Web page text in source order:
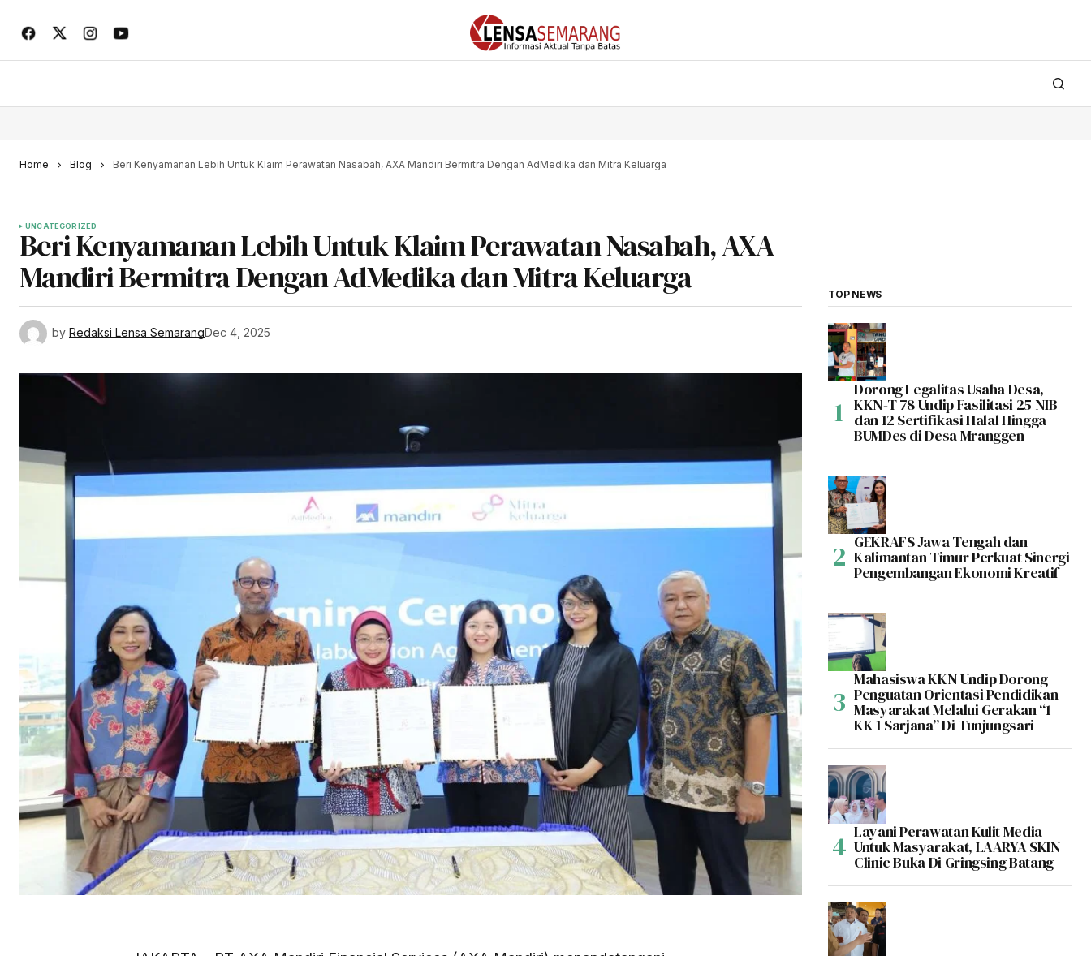
Home Blog Beri Kenyamanan Lebih Untuk Klaim Perawatan Nasabah, AXA Mandiri Bermitra Dengan AdMedika dan Mitra Keluarga
UNCATEGORIZED
Beri Kenyamanan Lebih Untuk Klaim Perawatan Nasabah, AXA
Mandiri Bermitra Dengan AdMedika dan Mitra Keluarga
by Redaksi Lensa SemarangDec 4, 2025
TOP NEWS
Dorong Legalitas Usaha Desa,
KKN-T 78 Undip Fasilitasi 25 NIB
dan 12 Sertifikasi Halal Hingga
BUMDes di Desa Mranggen
GEKRAFS Jawa Tengah dan
Kalimantan Timur Perkuat Sinergi
Pengembangan Ekonomi Kreatif
Mahasiswa KKN Undip Dorong
Penguatan Orientasi Pendidikan
Masyarakat Melalui Gerakan “1
KK 1 Sarjana” Di Tunjungsari
Layani Perawatan Kulit Media
Untuk Masyarakat, LAARYA SKIN
Clinic Buka Di Gringsing Batang